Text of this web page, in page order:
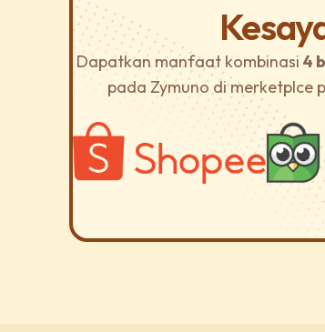
Dapatkan manfaat kombinasi 4
pada Zymuno di merketplce